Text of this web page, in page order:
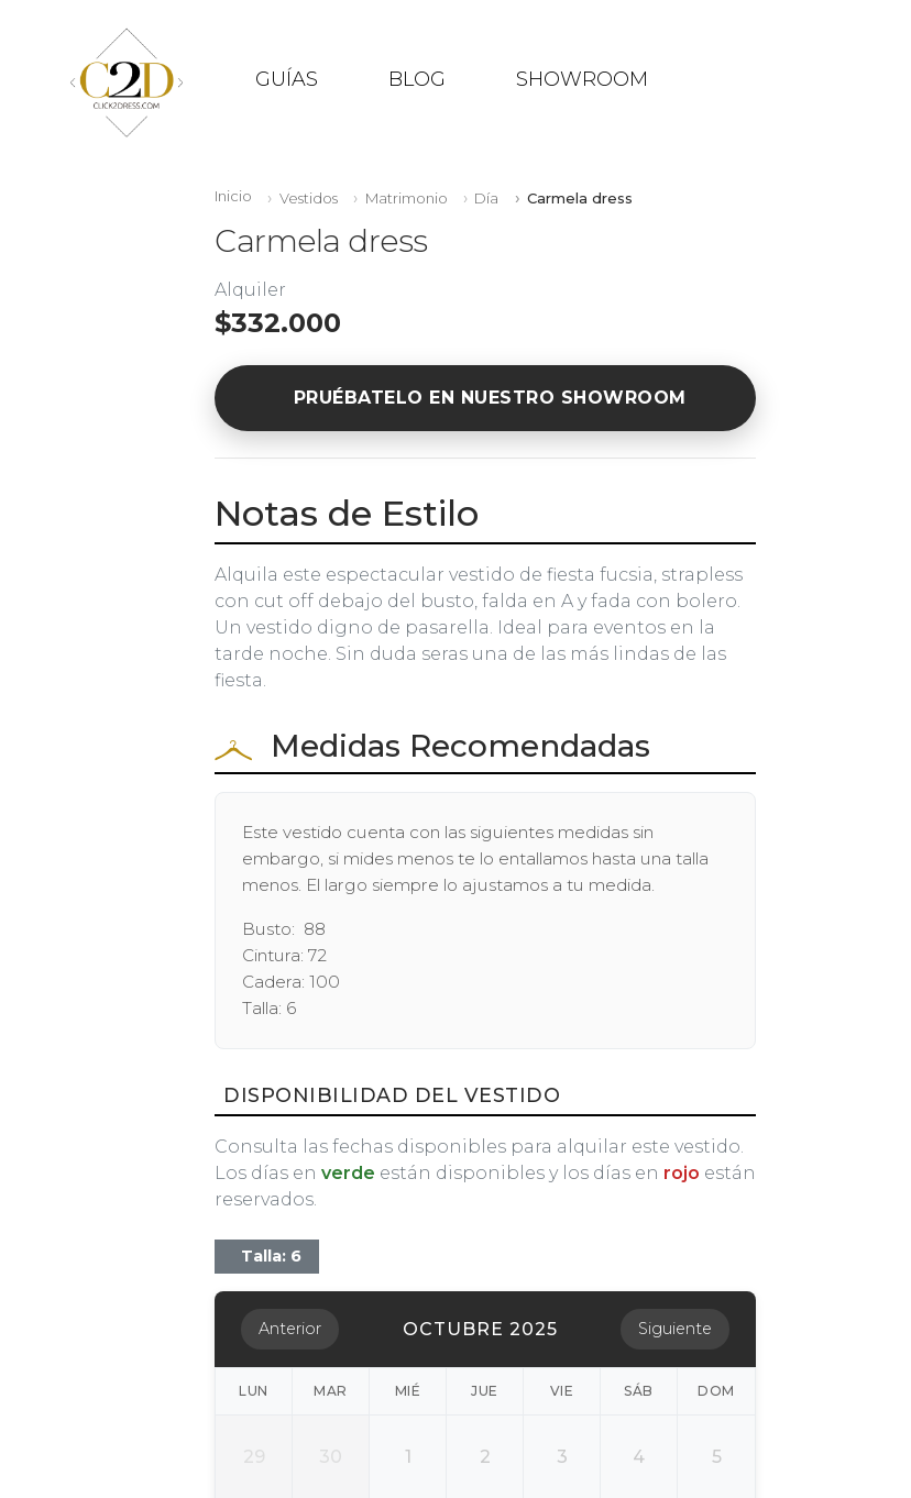
GUÍAS BLOG SHOWROOM
Inicio Vestidos Matrimonio Día Carmela dress
Carmela dress
Alquiler
$332.000
PRUÉBATELO EN NUESTRO SHOWROOM
Notas de Estilo
Alquila este espectacular vestido de fiesta fucsia, strapless
con cut off debajo del busto, falda en A y fada con bolero.
Un vestido digno de pasarella. Ideal para eventos en la
tarde noche. Sin duda seras una de las más lindas de las
fiesta.
Medidas Recomendadas
Este vestido cuenta con las siguientes medidas sin
embargo, si mides menos te lo entallamos hasta una talla
menos. El largo siempre lo ajustamos a tu medida.
Busto: 88
Cintura: 72
Cadera: 100
Talla: 6
DISPONIBILIDAD DEL VESTIDO
Consulta las fechas disponibles para alquilar este vestido.
Los días en verde están disponibles y los días en rojo están
reservados.
Talla: 6
Anterior OCTUBRE 2025 Siguiente
LUN MAR MIÉ JUE VIE SÁB DOM
29 30 1 2 3 4 5